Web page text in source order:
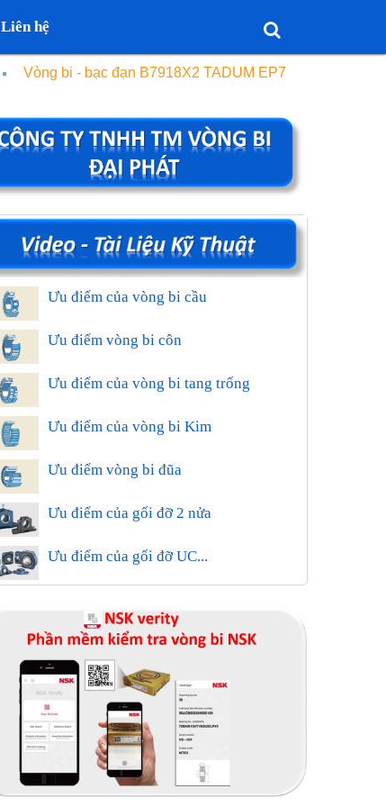
Liên hệ
Vòng bi - bạc đạn B7918X2 TADUM EP7
Ưu điểm của vòng bi cầu
Ưu điểm vòng bi côn
Ưu điểm của vòng bi tang trống
Ưu điểm của vòng bi Kim
Ưu điểm vòng bi đũa
Ưu điểm của gối đỡ 2 nửa
Ưu điểm của gối đỡ UC...